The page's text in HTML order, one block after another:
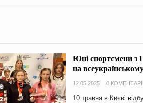
Юні спортсмени з
на
12.05.2025 0
10 травня в Києві